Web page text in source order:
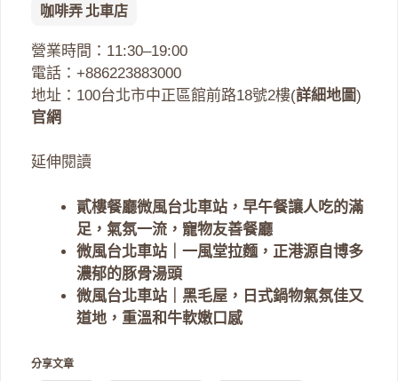
咖啡弄 北車店
營業時間：11:30–19:00
電話：+886223883000
地址：100台北市中正區館前路18號2樓(詳細地圖)
官網
延伸閱讀
貳樓餐廳微風台北車站，早午餐讓人吃的滿
足，氣氛一流，寵物友善餐廳
微風台北車站｜一風堂拉麵，正港源自博多
濃郁的豚骨湯頭
微風台北車站｜黑毛屋，日式鍋物氣氛佳又
道地，重溫和牛軟嫩口感
分享文章